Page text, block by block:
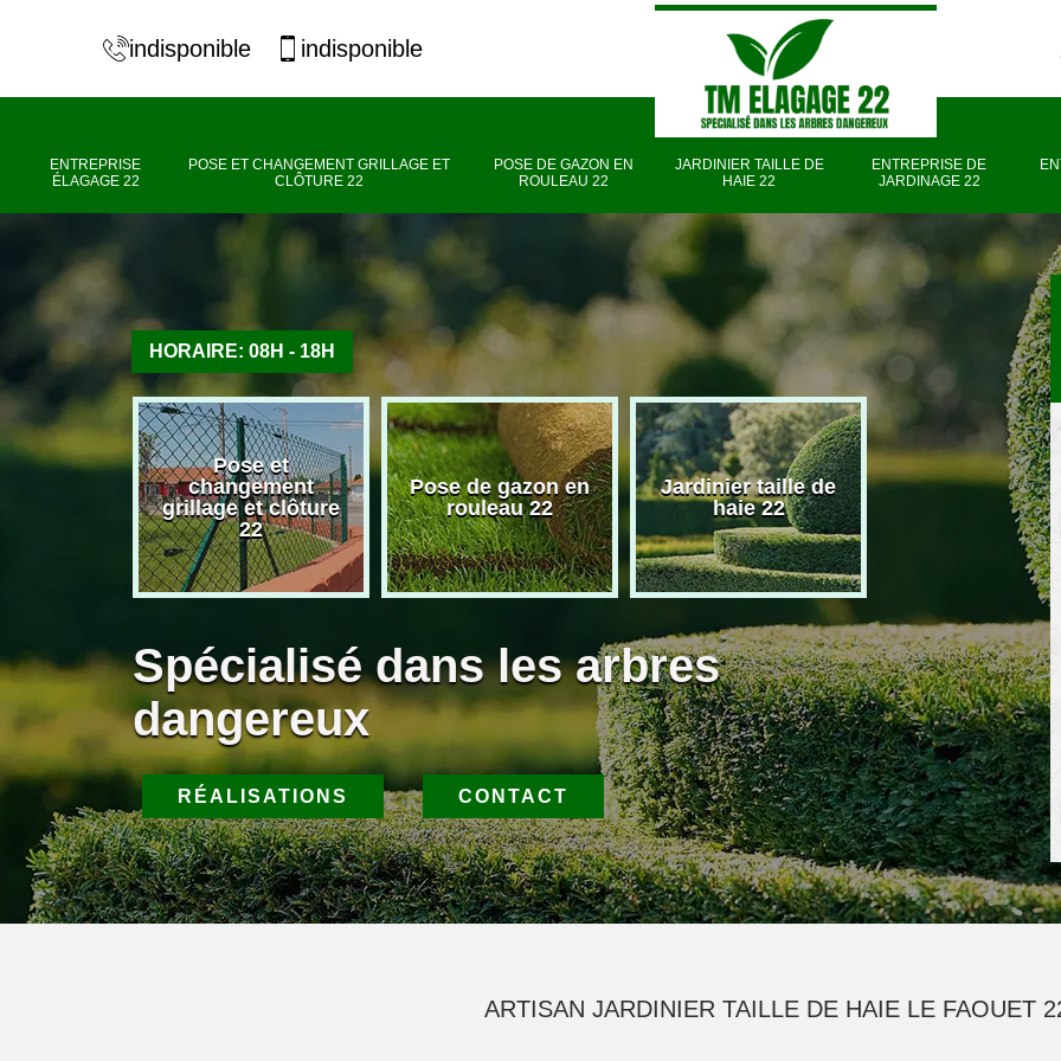
indisponible indisponible
ENTREPRISE
ÉLAGAGE 22
POSE ET CHANGEMENT GRILLAGE ET
CLÔTURE 22
POSE DE GAZON EN
ROULEAU 22
JARDINIER TAILLE DE
HAIE 22
ENTREPRISE DE
JARDINAGE 22
HORAIRE: 08H - 18H
Pose et
changement
grillage et clôture
22
Pose de gazon en
rouleau 22
Jardinier taille de
haie 22
Entreprise
jardinage 22
Spécialisé dans les arbres
dangereux
RÉALISATIONS CONTACT
ARTISAN JARDINIER TAILLE DE HAIE LE FAOUET